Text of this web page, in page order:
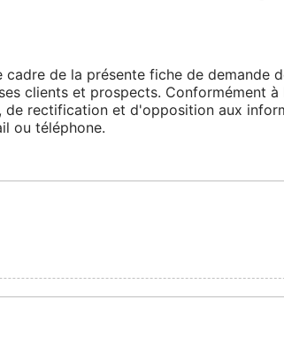
cadre de la présente fiche de
clients et prospects. Conformément
rectification et d'opposition aux
ou téléphone.